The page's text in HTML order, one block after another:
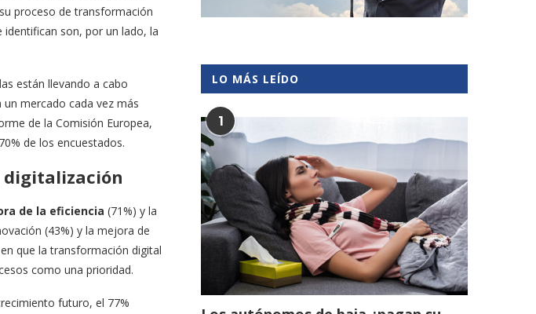
proceso de transformación
identifican son, por un lado, la
están llevando a cabo
mercado cada vez más
de la Comisión Europea,
de los encuestados.
digitalización
de la eficiencia (71%) y la
(43%) y la mejora de
que la transformación digital
como una prioridad.
futuro, el 77%
LO MÁS LEÍDO
1